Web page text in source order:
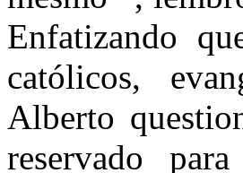
Enfatizando
católicos,
Alberto
reservado